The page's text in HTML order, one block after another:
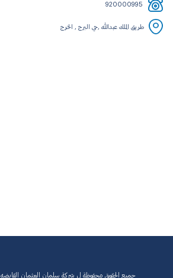
920000995
طريق الملك عبدالله ,حي البرج , الخرج
جميع الحقوق محفوظة ل شركة سلمان العثمان القابضه